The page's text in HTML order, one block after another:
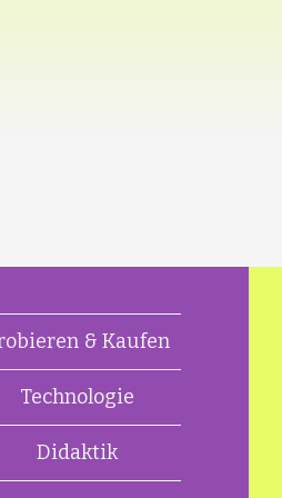
& Kaufen
Technologie
Didaktik